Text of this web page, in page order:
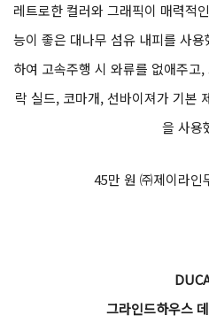
레트로한 컬러와 그래픽이 매력적
능이 좋은 대나무 섬유 내피를 사
하여 고속주행 시 와류를 없애주고
락 실드, 코마개, 선바이져가 기본
을 사용
45만 원 ㈜제이라인
그라인드하우스